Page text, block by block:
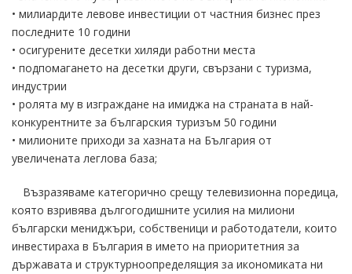
• милиардите левове инвестиции от частния бизнес през
последните 10 години
• осигурените десетки хиляди работни места
• подпомагането на десетки други, свързани с туризма,
индустрии
• ролята му в изграждане на имиджа на страната в най-
конкурентните за българския туризъм 50 години
• милионите приходи за хазната на България от
увеличената леглова база;
Възразяваме категорично срещу телевизионна поредица,
която взривява дългогодишните усилия на милиони
български мениджъри, собственици и работодатели, които
инвестираха в България в името на приоритетния за
държавата и структурноопределящия за икономиката ни